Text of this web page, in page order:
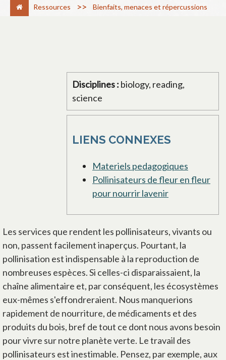
Ressources > Bienfaits, menaces et répercussions
Disciplines : biology, reading,
science
LIENS CONNEXES
Materiels pedagogiques
Pollinisateurs de fleur en fleur
pour nourrir lavenir
Les services que rendent les pollinisateurs, vivants ou
non, passent facilement inaperçus. Pourtant, la
pollinisation est indispensable à la reproduction de
nombreuses espèces. Si celles-ci disparaissaient, la
chaîne alimentaire et, par conséquent, les écosystèmes
eux-mêmes s'effondreraient. Nous manquerions
rapidement de nourriture, de médicaments et des
produits du bois, bref de tout ce dont nous avons besoin
pour vivre sur notre planète verte. Le travail des
pollinisateurs est inestimable. Pensez, par exemple, aux